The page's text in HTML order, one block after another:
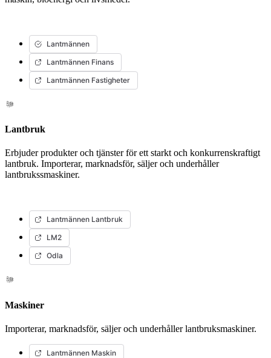
Lantmännen
Lantmännen Finans
Lantmännen Fastigheter
Lantbruk
Erbjuder produkter och tjänster för ett starkt och konkurrenskraftigt
lantbruk. Importerar, marknadsför, säljer och underhåller
lantbrukssmaskiner.
Lantmännen Lantbruk
LM2
Odla
Maskiner
Importerar, marknadsför, säljer och underhåller lantbruksmaskiner.
Lantmännen Maskin